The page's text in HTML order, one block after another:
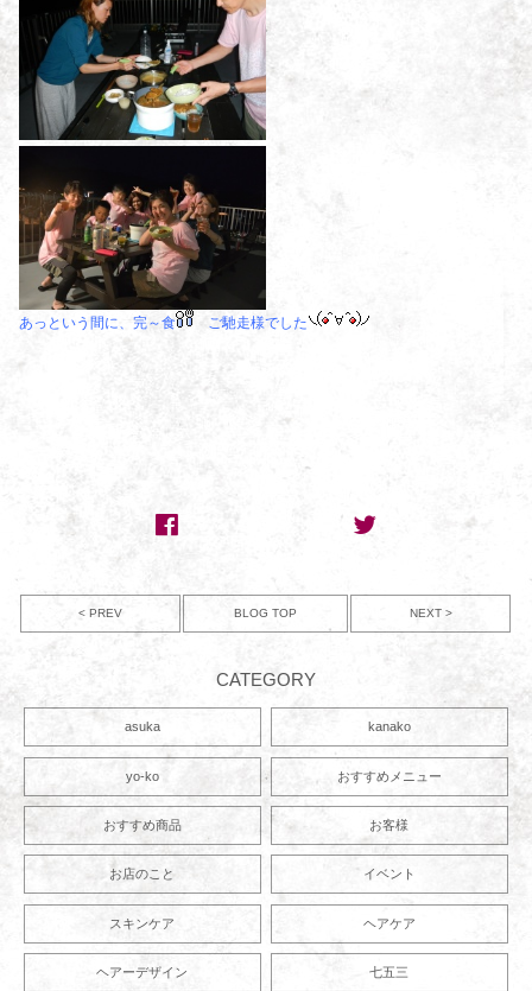
あっという間に、完～食 ご馳走様でした
< PREV BLOG TOP NEXT >
CATEGORY
asuka kanako
yo-ko おすすめメニュー
おすすめ商品 お客様
お店のこと イベント
スキンケア ヘアケア
ヘアーデザイン 七五三